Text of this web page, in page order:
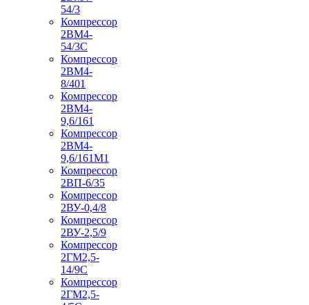
54/3
Компрессор
2ВМ4-
54/3С
Компрессор
2ВМ4-
8/401
Компрессор
2ВМ4-
9,6/161
Компрессор
2ВМ4-
9,6/161М1
Компрессор
2ВП-6/35
Компрессор
2ВУ-0,4/8
Компрессор
2ВУ-2,5/9
Компрессор
2ГМ2,5-
14/9С
Компрессор
2ГМ2,5-